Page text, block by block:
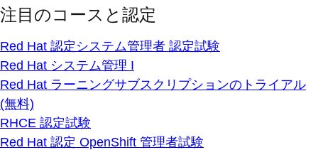
注目のコースと認定
Red Hat 認定システム管理者 認定試験
Red Hat システム管理 I
Red Hat ラーニングサブスクリプションのトライアル
(無料)
RHCE 認定試験
Red Hat 認定 OpenShift 管理者試験